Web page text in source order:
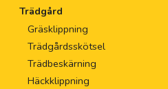
Trädgård
Gräsklippning
Trädgårdsskötsel
Trädbeskärning
Häckklippning